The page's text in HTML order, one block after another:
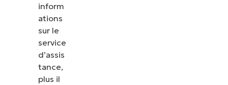
inform
ations
sur le
service
d’assis
tance,
plus il